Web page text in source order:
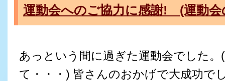
運動会へのご協力に感謝! (運動
あっという間に過ぎた運動会でした。
て・・・) 皆さんのおかげで大成功で